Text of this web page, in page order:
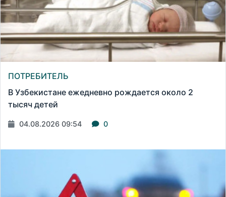
ПОТРЕБИТЕЛЬ
В Узбекистане ежедневно рождается около 2
тысяч детей
04.08.2026 09:54 0